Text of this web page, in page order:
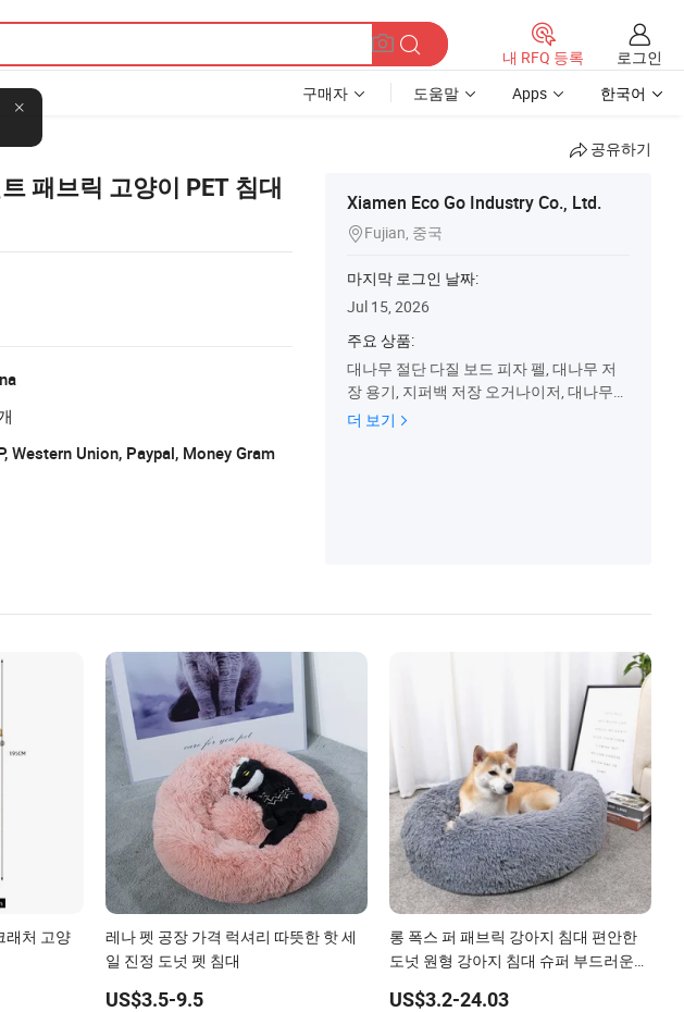
내 RFQ 등록
로그인
구매자 도움말 Apps 한국어
공유하기
패브릭 고양이 PET 침대
Western Union, Paypal, Money Gram
Xiamen Eco Go Industry Co., Ltd.
Fujian, 중국
마지막 로그인 날짜:
Jul 15, 2026
주요 상품:
대나무 절단 다질 보드 피자 펠, 대나무 저
장 용기, 지퍼백 저장 오거나이저, 대나무
선반 랙, 대나무 티 박스 빵 상자, 주방 용기,
더 보기
래처 고양
레나 펫 공장 가격 럭셔리 따뜻한 핫 세
일 진정 도넛 펫 침대
US$3.5-9.5
롱 폭스 퍼 패브릭 강아지 침대 편안한
도넛 원형 강아지 침대 슈퍼 부드러운
US$3.2-24.03